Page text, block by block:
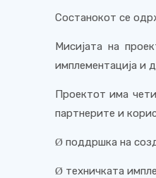
Состанокот се
Мисијата на
имплементација и
Проектот има
партнерите и
Ø поддршка на
Ø техничката